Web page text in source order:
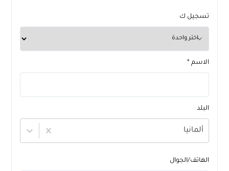
تسجيل ك
الاسم *
البلد
ألمانيا
الهاتف/الجوال